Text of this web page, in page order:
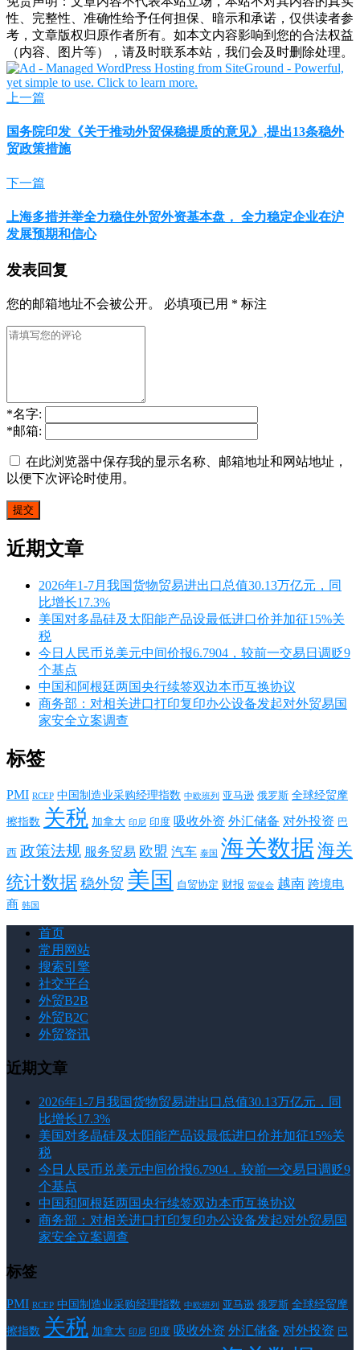
性、完整性、准确性给予任何担保、暗示和承诺，仅供读者参
考，文章版权归原作者所有。如本文内容影响到您的合法权益
（内容、图片等），请及时联系本站，我们会及时删除处理。
上一篇
国务院印发《关于推动外贸保稳提质的意见》,提出13条稳外
贸政策措施
下一篇
上海多措并举全力稳住外贸外资基本盘， 全力稳定企业在沪
发展预期和信心
发表回复
您的邮箱地址不会被公开。 必填项已用 * 标注
*名字:
*邮箱:
在此浏览器中保存我的显示名称、邮箱地址和网站地址，
以便下次评论时使用。
近期文章
2026年1-7月我国货物贸易进出口总值30.13万亿元，同
比增长17.3%
美国对多晶硅及太阳能产品设最低进口价并加征15%关
税
今日人民币兑美元中间价报6.7904，较前一交易日调贬9
个基点
中国和阿根廷两国央行续签双边本币互换协议
商务部：对相关进口打印复印办公设备发起对外贸易国
家安全立案调查
标签
PMI RCEP 中国制造业采购经理指数 中欧班列 亚马逊 俄罗斯 全球经贸摩
擦指数 关税 加拿大 印尼 印度 吸收外资 外汇储备 对外投资 巴
西 政策法规 服务贸易 欧盟 汽车 泰国 海关数据 海关
统计数据 稳外贸 美国 自贸协定 财报 贸促会 越南 跨境电
商 韩国
首页
常用网站
搜索引擎
社交平台
外贸B2B
外贸B2C
外贸资讯
近期文章
2026年1-7月我国货物贸易进出口总值30.13万亿元，同
比增长17.3%
美国对多晶硅及太阳能产品设最低进口价并加征15%关
税
今日人民币兑美元中间价报6.7904，较前一交易日调贬9
个基点
中国和阿根廷两国央行续签双边本币互换协议
商务部：对相关进口打印复印办公设备发起对外贸易国
家安全立案调查
标签
PMI RCEP 中国制造业采购经理指数 中欧班列 亚马逊 俄罗斯 全球经贸摩
擦指数 关税 加拿大 印尼 印度 吸收外资 外汇储备 对外投资 巴